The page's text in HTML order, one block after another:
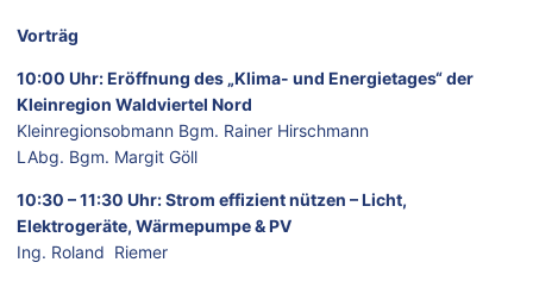
Vorträg
10:00 Uhr: Eröffnung des „Klima- und Energietages“ der
Kleinregion Waldviertel Nord
Kleinregionsobmann Bgm. Rainer Hirschmann
LAbg. Bgm. Margit Göll
10:30 – 11:30 Uhr: Strom effizient nützen – Licht,
Elektrogeräte, Wärmepumpe & PV
Ing. Roland Riemer